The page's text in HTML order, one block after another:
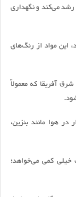
می‌کند و نگهداری
این مواد از رنگ‌های
آفریقا که معمولاً
هوا مانند بنزین،
خیلی کمی می‌خواهد؛